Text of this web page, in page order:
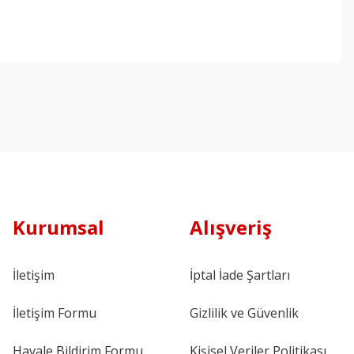
Kurumsal
İletişim
İletişim Formu
Alışveriş
İptal İade Şartları
Gizlilik ve Güvenlik